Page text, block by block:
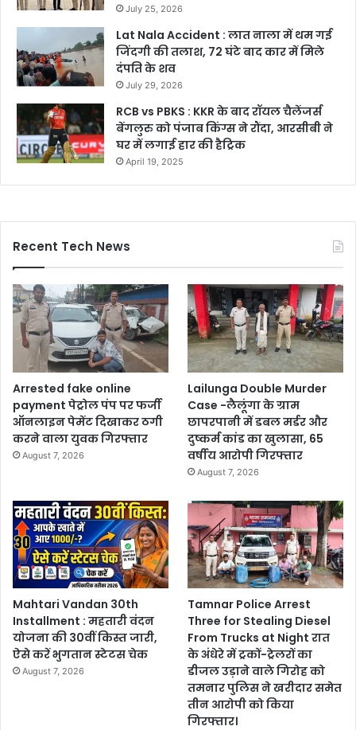
July 25, 2026
Lat Nala Accident : लात नाला में थम गई
जिंदगी की तलाश, 72 घंटे बाद कार में मिले
दंपति के शव
July 29, 2026
RCB vs PBKS : KKR के बाद रॉयल चैलेंजर्स
बेंगलुरु को पंजाब किंग्स ने रौंदा, आरसीबी ने
घर में लगाई हार की हैट्रिक
April 19, 2025
Recent Tech News
Arrested fake online
payment पेट्रोल पंप पर फर्जी
ऑनलाइन पेमेंट दिखाकर ठगी
करने वाला युवक गिरफ्तार
August 7, 2026
Lailunga Double Murder
Case -लैलूंगा के ग्राम
छापरपानी में डबल मर्डर और
दुष्कर्म कांड का खुलासा, 65
वर्षीय आरोपी गिरफ्तार
August 7, 2026
Mahtari Vandan 30th
Installment : महतारी वंदन
योजना की 30वीं किस्त जारी,
ऐसे करें भुगतान स्टेटस चेक
August 7, 2026
Tamnar Police Arrest
Three for Stealing Diesel
From Trucks at Night रात
के अंधेरे में ट्रकों-ट्रेलरों का
डीजल उड़ाने वाले गिरोह को
तमनार पुलिस ने खरीदार समेत
तीन आरोपी को किया
गिरफ्तार।